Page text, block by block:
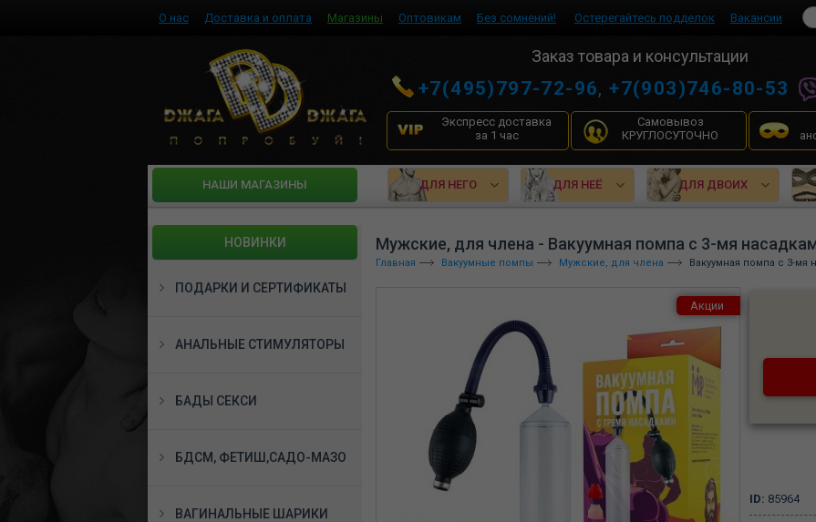
О нас Доставка и оплата Магазины Оптовикам Без сомнений! Остерегайтесь подделок Вакансии
Заказ товара и консультации
+7(495)797-72-96,+7(903)746-80-53
Экспресс доставка
за 1 час
Самовывоз
КРУГЛОСУТОЧНО
HАШИ МАГАЗИНЫ ДЛЯ НЕГО ДЛЯ НЕЁ ДЛЯ ДВОИХ
НОВИНКИ
ПОДАРКИ И СЕРТИФИКАТЫ
АНАЛЬНЫЕ СТИМУЛЯТОРЫ
БАДЫ СЕКСИ
БДСМ, ФЕТИШ,САДО-МАЗО
ВАГИНАЛЬНЫЕ ШАРИКИ
Мужские, для члена - Вакуумная помпа с 3-мя
Главная Вакуумные помпы Мужские, для члена Вакуумная помпа с 3-мя
Акции
ID: 85964